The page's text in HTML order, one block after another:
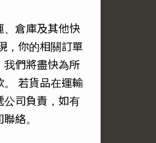
、倉庫及其他快
，你的相關訂單
我們將盡快為所
。 若貨品在運輸
公司負責，如有
絡。